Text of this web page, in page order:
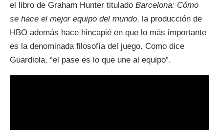
el libro de Graham Hunter titulado Barcelona: Cómo
se hace el mejor equipo del mundo, la producción de
HBO además hace hincapié en que lo más importante
es la denominada filosofía del juego. Como dice
Guardiola, “el pase es lo que une al equipo”.